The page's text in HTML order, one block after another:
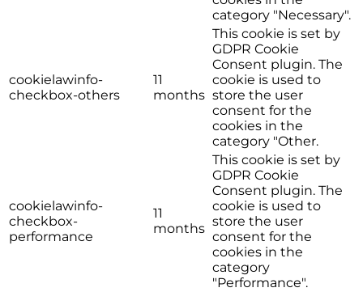
category "Necessary".
cookielawinfo-
checkbox-others
11
months
This cookie is set by
GDPR Cookie
Consent plugin. The
cookie is used to
store the user
consent for the
cookies in the
category "Other.
cookielawinfo-
checkbox-
performance
11
months
This cookie is set by
GDPR Cookie
Consent plugin. The
cookie is used to
store the user
consent for the
cookies in the
category
"Performance".